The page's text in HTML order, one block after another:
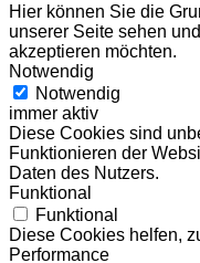
Hier können Sie die
unserer Seite sehen
akzeptieren möchten.
Notwendig
Notwendig
immer aktiv
Diese Cookies sind
Funktionieren der
Daten des Nutzers.
Funktional
Funktional
Diese Cookies helfen,
Performance